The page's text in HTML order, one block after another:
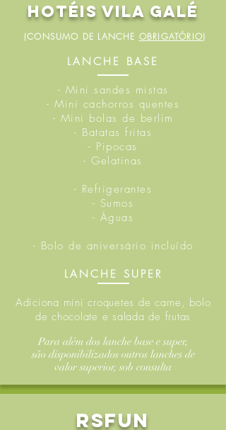
Hotéis Vila Galé
(CONSUMO DE LANCHE OBRIGATÓRIO)
LANCHE BASE
- Mini sandes mistas
- Mini cachorros quentes
- Mini bolas de berlim
- Batatas fritas
- Pipocas
- Gelatinas
- Refrigerantes
- Sumos
- Águas
- Bolo de aniversário incluído
LANCHE SUPER
Adiciona mini croquetes de carne, bolo
de chocolate e salada de frutas
Para além dos lanche base e super,
são disponibilizados outros lanches de
valor superior, sob consulta
RSFun